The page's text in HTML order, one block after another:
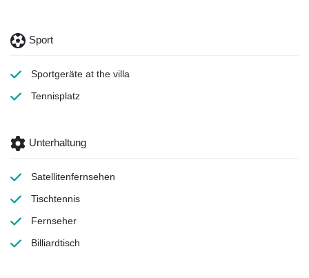
Sport
Sportgeräte at the villa
Tennisplatz
Unterhaltung
Satellitenfernsehen
Tischtennis
Fernseher
Billiardtisch